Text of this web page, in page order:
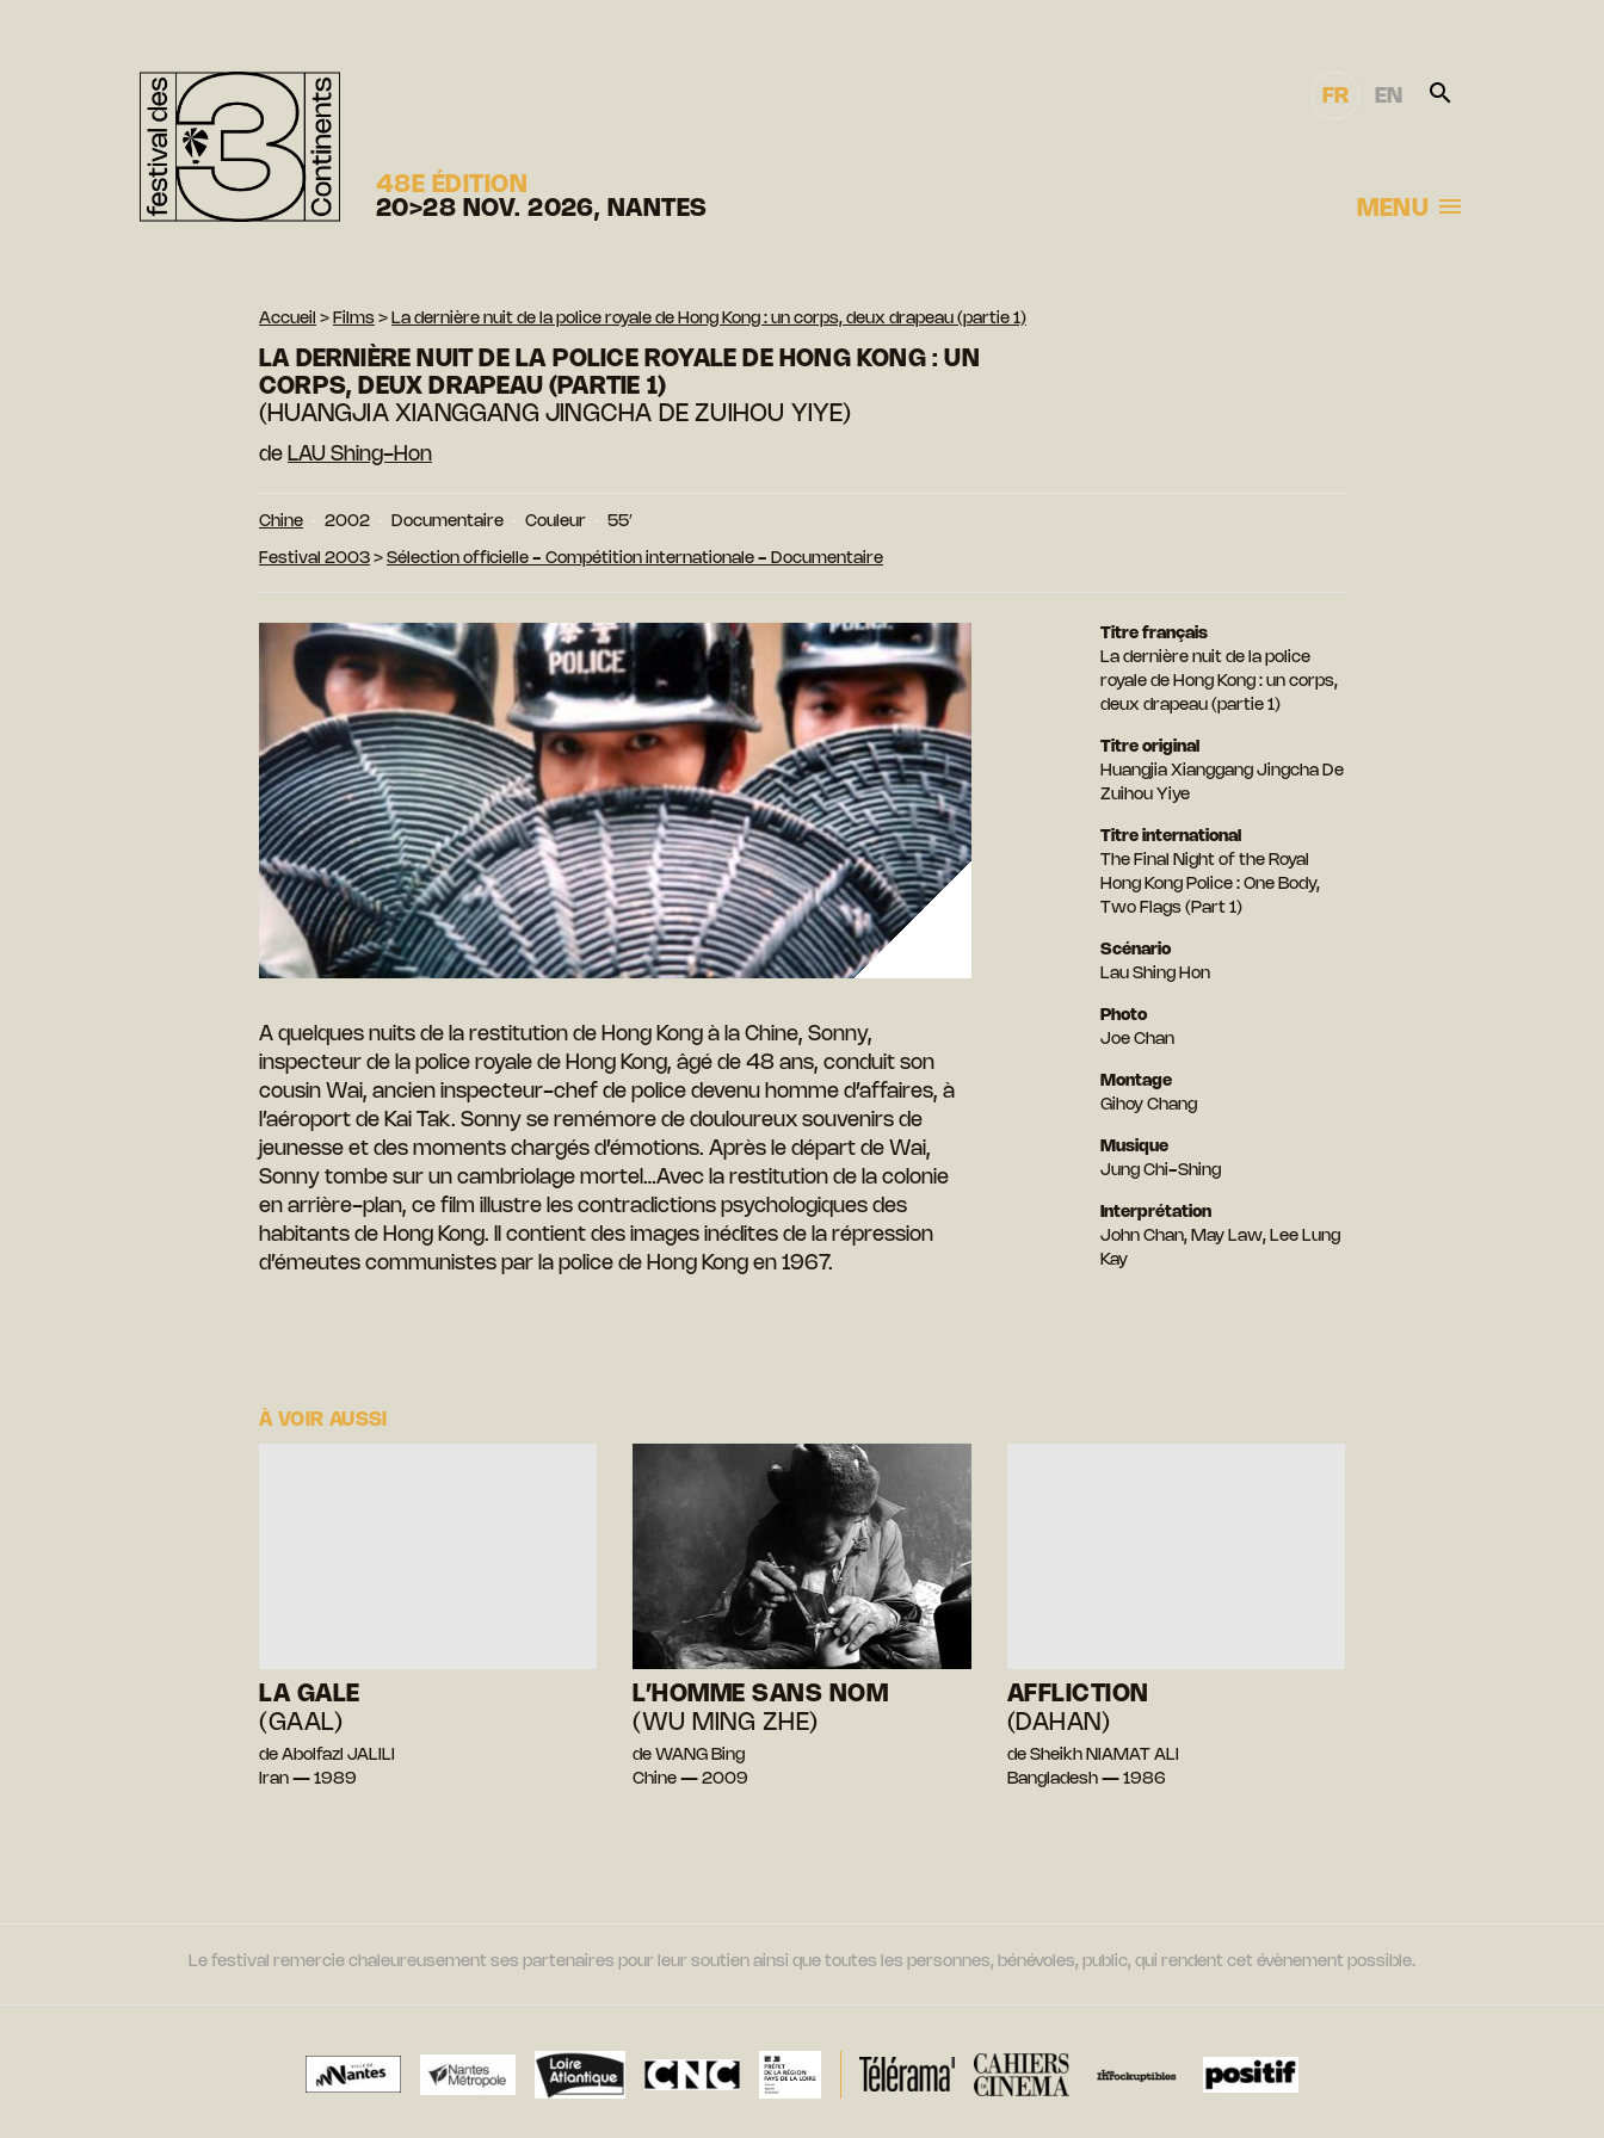
48E ÉDITION
20>28 NOV. 2026, NANTES
FR EN
MENU
Accueil > Films > La dernière nuit de la police royale de Hong Kong : un corps, deux drapeau (partie 1)
LA DERNIÈRE NUIT DE LA POLICE ROYALE DE HONG KONG : UN
CORPS, DEUX DRAPEAU (PARTIE 1)
(HUANGJIA XIANGGANG JINGCHA DE ZUIHOU YIYE)
de LAU Shing-Hon
Chine 2002 Documentaire Couleur 55′
Festival 2003 > Sélection officielle - Compétition internationale - Documentaire
A quelques nuits de la restitution de Hong Kong à la Chine, Sonny,
inspecteur de la police royale de Hong Kong, âgé de 48 ans, conduit son
cousin Wai, ancien inspecteur-chef de police devenu homme d’affaires, à
l’aéroport de Kai Tak. Sonny se remémore de douloureux souvenirs de
jeunesse et des moments chargés d’émotions. Après le départ de Wai,
Sonny tombe sur un cambriolage mortel…Avec la restitution de la colonie
en arrière-plan, ce film illustre les contradictions psychologiques des
habitants de Hong Kong. Il contient des images inédites de la répression
d’émeutes communistes par la police de Hong Kong en 1967.
Titre français
La dernière nuit de la police
royale de Hong Kong : un corps,
deux drapeau (partie 1)
Titre original
Huangjia Xianggang Jingcha De
Zuihou Yiye
Titre international
The Final Night of the Royal
Hong Kong Police : One Body,
Two Flags (Part 1)
Scénario
Lau Shing Hon
Photo
Joe Chan
Montage
Gihoy Chang
Musique
Jung Chi-Shing
Interprétation
John Chan, May Law, Lee Lung
Kay
À VOIR AUSSI
LA GALE
(GAAL)
de Abolfazl JALILI
Iran — 1989
L’HOMME SANS NOM
(WU MING ZHE)
de WANG Bing
Chine — 2009
AFFLICTION
(DAHAN)
de Sheikh NIAMAT ALI
Bangladesh — 1986
Le festival remercie chaleureusement ses partenaires pour leur soutien ainsi que toutes les personnes, bénévoles, public, qui rendent cet évènement possible.